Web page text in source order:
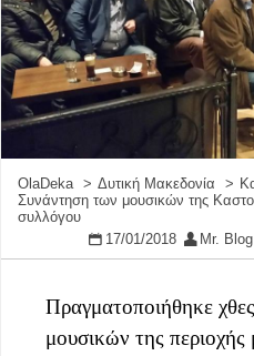
OlaDeka Δυτική Μακεδονία
Συνάντηση των μουσικών της
συλλόγου
17/01/2018
Mr. Blog
Πραγματοποιήθηκε
μουσικών της